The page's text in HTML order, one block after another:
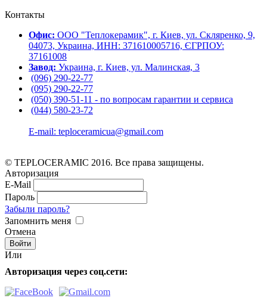
Контакты
Офис: ООО "Теплокерамик", г. Киев, ул. Скляренко, 9,
04073, Украина, ИНН: 371610005716, ЄГРПОУ:
37161008
Завод: Украина, г. Киев, ул. Малинская, 3
(096) 290-22-77
(095) 290-22-77
(050) 390-51-11 - по вопросам гарантии и cервиса
(044) 580-23-72
E-mail: teploceramicua@gmail.com
© TEPLOCERAMIC 2016. Все права защищены.
Авторизация
E-Mail
Пароль
Забыли пароль?
Запомнить меня
Отмена
Или
Авторизация через соц.сети: